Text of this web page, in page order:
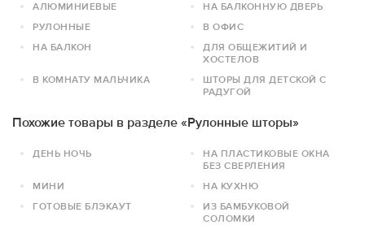
АЛЮМИНИЕВЫЕ
НА БАЛКОННУЮ ДВЕРЬ
РУЛОННЫЕ
В ОФИС
НА БАЛКОН
ДЛЯ ОБЩЕЖИТИЙ И
ХОСТЕЛОВ
В КОМНАТУ МАЛЬЧИКА
ШТОРЫ ДЛЯ ДЕТСКОЙ С
РАДУГОЙ
Похожие товары в разделе «Рулонные шторы»
ДЕНЬ НОЧЬ
НА ПЛАСТИКОВЫЕ ОКНА
БЕЗ СВЕРЛЕНИЯ
МИНИ
НА КУХНЮ
ГОТОВЫЕ БЛЭКАУТ
ИЗ БАМБУКОВОЙ
СОЛОМКИ